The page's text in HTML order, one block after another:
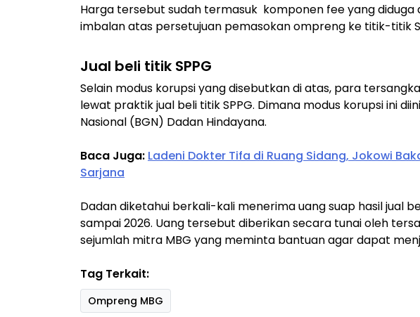
Harga tersebut sudah termasuk komponen fee yang diduga
imbalan atas persetujuan pemasokan ompreng ke titik-titik
Jual beli titik SPPG
Selain modus korupsi yang disebutkan di atas, para
lewat praktik jual beli titik SPPG. Dimana modus korupsi ini
Nasional (BGN) Dadan Hindayana.
Baca Juga: Ladeni Dokter Tifa di Ruang Sidang, Jokowi
Sarjana
Dadan diketahui berkali-kali menerima uang suap hasil jual
sampai 2026. Uang tersebut diberikan secara tunai oleh
sejumlah mitra MBG yang meminta bantuan agar dapat
Tag Terkait:
Ompreng MBG